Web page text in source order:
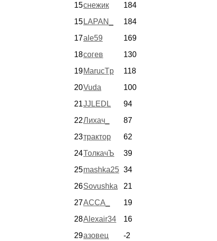
15снежик
184
15 LAPAN_
184
17ale59
169
18согев
130
19MarucTp
118
20Vuda
100
21JJLEDL
94
22Лихач_
87
23трактор
62
24ТолкачЪ
39
25mashka25 34
26Sovushka
21
27АССА_
19
28Alexair34
16
29азовец
-2